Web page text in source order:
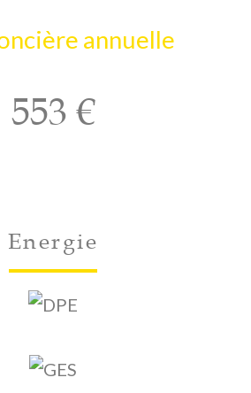
annuelle
553 €
Energie